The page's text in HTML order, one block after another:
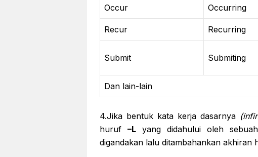
Occur Occurring
Recur Recurring
Submit Submiting
Dan lain-lain
4.Jika bentuk kata kerja dasarnya
huruf–L yang didahului oleh
digandakan lalu ditambahankan akhiran